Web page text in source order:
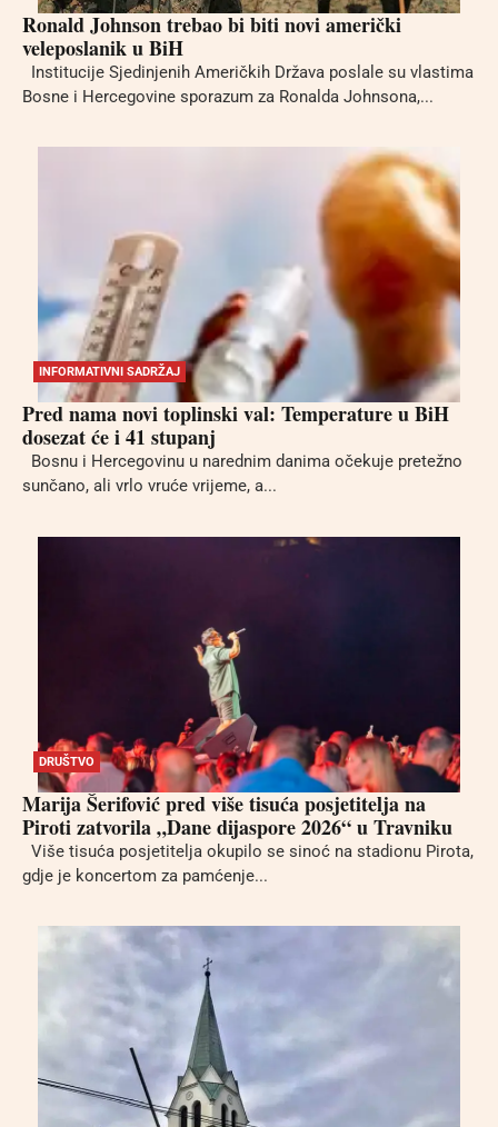
Ronald Johnson trebao bi biti novi američki
veleposlanik u BiH
Institucije Sjedinjenih Američkih Država poslale su vlastima
Bosne i Hercegovine sporazum za Ronalda Johnsona,...
INFORMATIVNI SADRŽAJ
Pred nama novi toplinski val: Temperature u BiH
dosezat će i 41 stupanj
Bosnu i Hercegovinu u narednim danima očekuje pretežno
sunčano, ali vrlo vruće vrijeme, a...
DRUŠTVO
Marija Šerifović pred više tisuća posjetitelja na
Piroti zatvorila „Dane dijaspore 2026“ u Travniku
Više tisuća posjetitelja okupilo se sinoć na stadionu Pirota,
gdje je koncertom za pamćenje...